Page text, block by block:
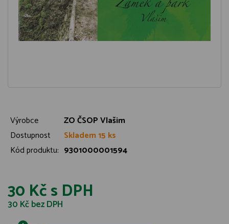
Výrobce
ZO ČSOP Vlašim
Dostupnost
Skladem 15 ks
Kód produktu: 9301000001594
30 Kčs DPH
30 Kčbez DPH